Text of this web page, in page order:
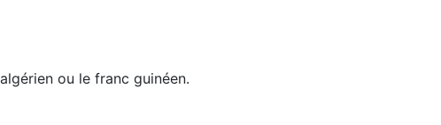
ou le franc guinéen.